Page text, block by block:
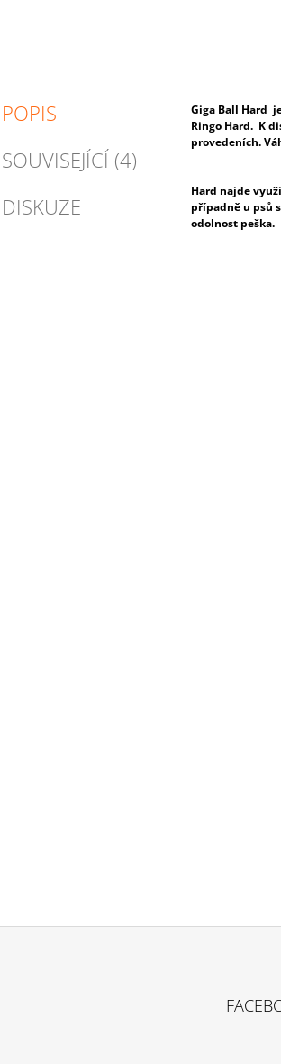
POPIS
SOUVISEJÍCÍ (4)
DISKUZE
Giga Ball Hard
Ringo Hard. K
provedeních.
Hard najde
případně u psů
odolnost peška.